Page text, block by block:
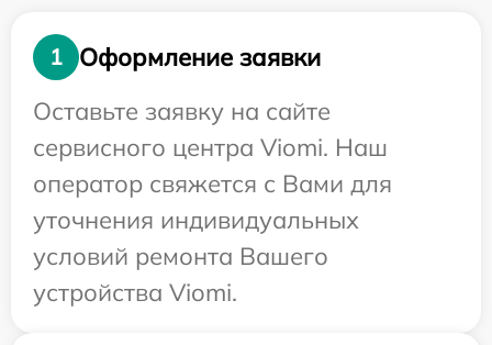
1
Оформление заявки
Оставьте заявку на сайте
сервисного центра Viomi. Наш
оператор свяжется с Вами для
уточнения индивидуальных
условий ремонта Вашего
устройства Viomi.